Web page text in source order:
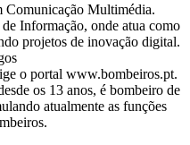
Comunicação Multimédia.
Informação, onde atua como
projetos de inovação digital.
o portal www.bombeiros.pt.
os 13 anos, é bombeiro de
atualmente as funções